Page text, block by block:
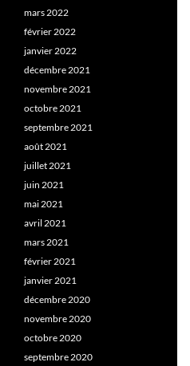
mars 2022
février 2022
janvier 2022
décembre 2021
novembre 2021
octobre 2021
septembre 2021
août 2021
juillet 2021
juin 2021
mai 2021
avril 2021
mars 2021
février 2021
janvier 2021
décembre 2020
novembre 2020
octobre 2020
septembre 2020